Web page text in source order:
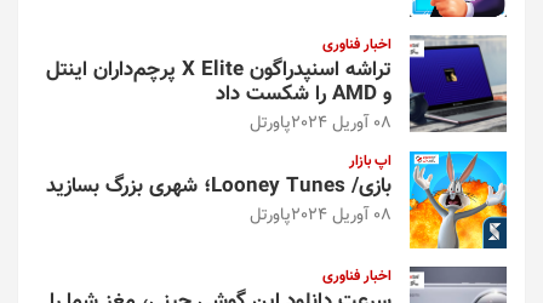
اخبار فناوری
تراشه اسنپدراگون X Elite پرچم‌داران اینتل
و AMD را شکست داد
08 آوریل 2024 پاورتل
اپ بازار
بازی/ Looney Tunes؛ شهری بزرگ بسازید
08 آوریل 2024 پاورتل
اخبار فناوری